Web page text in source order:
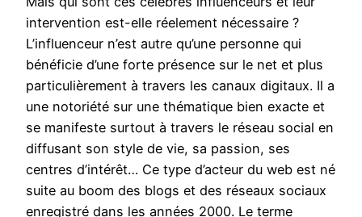
intervention est-elle réelement nécessaire ?
L’influenceur n’est autre qu’une personne qui
bénéficie d’une forte présence sur le net et plus
particulièrement à travers les canaux digitaux. Il a
une notoriété sur une thématique bien exacte et
se manifeste surtout à travers le réseau social en
diffusant son style de vie, sa passion, ses
centres d’intérêt… Ce type d’acteur du web est né
suite au boom des blogs et des réseaux sociaux
enregistré dans les années 2000. Le terme